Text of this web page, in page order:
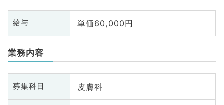
給与 単価60,000円
業務内容
募集科目 皮膚科